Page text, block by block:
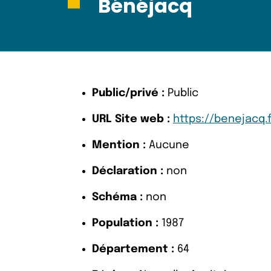
Bénéjacq
Public/privé : Public
URL Site web : https://
Mention : Aucune
Déclaration : non
Schéma : non
Population : 1987
Département : 64